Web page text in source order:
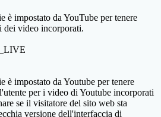
è impostato da YouTube per tenere
dei video incorporati.
è impostato da Youtube per tenere
per i video di Youtube incorporati
se il visitatore del sito web sta
versione dell'interfaccia di